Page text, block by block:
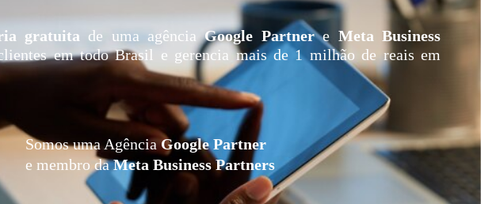
gratuita de uma agênciaGoogle Partnere Meta Business
em todo Brasil e gerencia mais de 1 milhão de reais em
Somos uma AgênciaGoogle Partner
e membro daMeta Business Partners